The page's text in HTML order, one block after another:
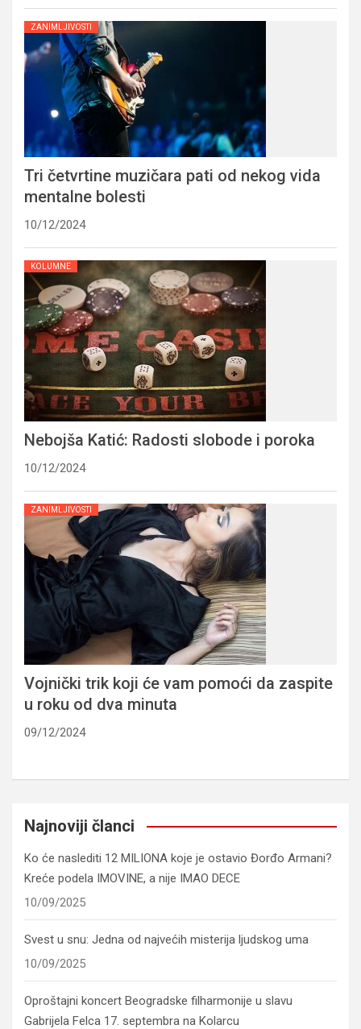
ZANIMLJIVOSTI
Tri četvrtine muzičara pati od nekog vida
mentalne bolesti
10/12/2024
KOLUMNE
Nebojša Katić: Radosti slobode i poroka
10/12/2024
ZANIMLJIVOSTI
Vojnički trik koji će vam pomoći da zaspite
u roku od dva minuta
09/12/2024
Najnoviji članci
Ko će naslediti 12 MILIONA koje je ostavio Đorđo Armani?
Kreće podela IMOVINE, a nije IMAO DECE
10/09/2025
Svest u snu: Jedna od najvećih misterija ljudskog uma
10/09/2025
Oproštajni koncert Beogradske filharmonije u slavu
Gabrijela Felca 17. septembra na Kolarcu